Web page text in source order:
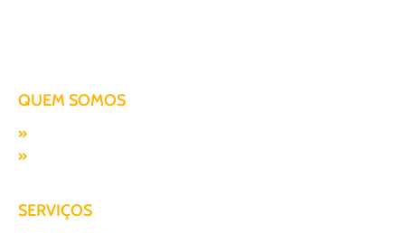
QUEM SOMOS
SERVIÇOS